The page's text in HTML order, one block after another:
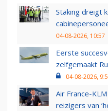
Staking dreigt
04-08-2026, 10:57
Eerste
zelfgemaakt
04-08-2026,
Air France-
reizigers van